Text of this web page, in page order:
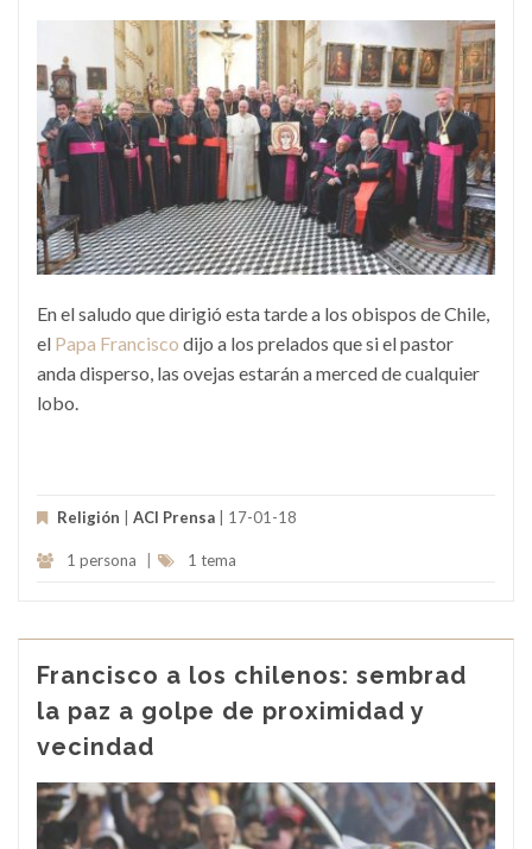
En el saludo que dirigió esta tarde a los obispos de Chile,
el Papa Francisco dijo a los prelados que si el pastor
anda disperso, las ovejas estarán a merced de cualquier
lobo.
Religión ACI Prensa | 17-01-18
1 persona 1 tema
Francisco a los chilenos: sembrad
la paz a golpe de proximidad y
vecindad